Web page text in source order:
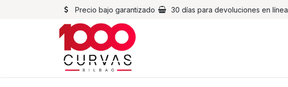
Precio bajo garantizado 30 días para devoluciones en línea